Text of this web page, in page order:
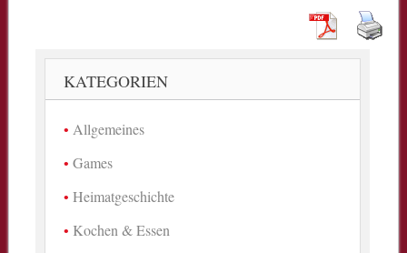
KATEGORIEN
Allgemeines
Games
Heimatgeschichte
Kochen & Essen